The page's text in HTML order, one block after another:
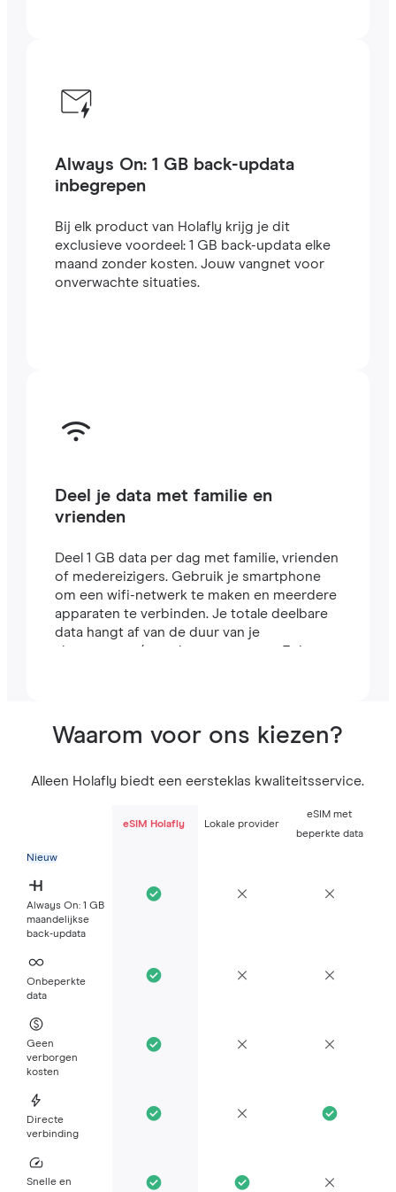
Always On: 1 GB back-updata
inbegrepen
Bij elk product van Holafly krijg je dit
exclusieve voordeel: 1 GB back-updata elke
maand zonder kosten. Jouw vangnet voor
onverwachte situaties.
Deel je data met familie en
vrienden
Deel 1 GB data per dag met familie, vrienden
of medereizigers. Gebruik je smartphone
om een wifi-netwerk te maken en meerdere
apparaten te verbinden. Je totale deelbare
data hangt af van de duur van je
abonnement (een abonnement van 7 dagen
Waarom voor ons kiezen?
Alleen Holafly biedt een eersteklas kwaliteitsservice.
eSIM Holafly Lokale provider
eSIM met
beperkte data
Nieuw
Always On: 1 GB
maandelijkse
back-updata
Onbeperkte
data
Geen
verborgen
kosten
Directe
verbinding
Snelle en